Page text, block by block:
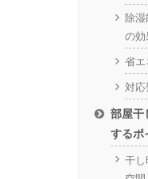
除
の効
省エ
対応
部屋干
するポ
干し